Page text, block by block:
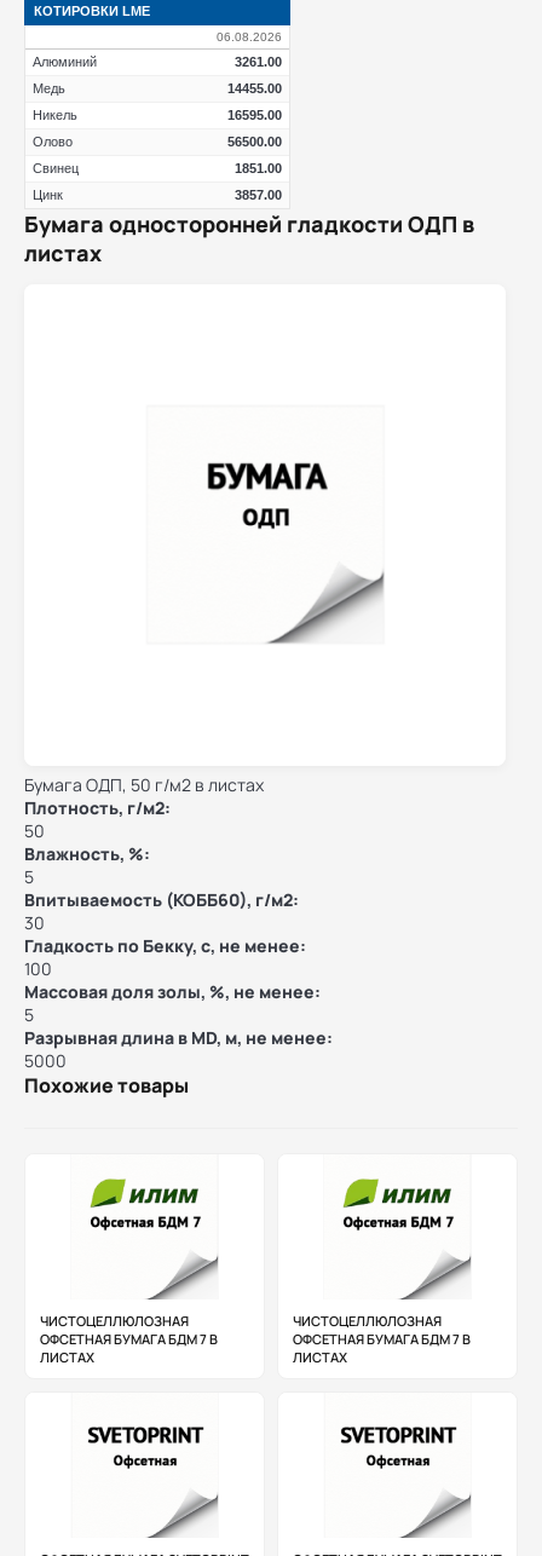
КОТИРОВКИ LME
06.08.2026
Алюминий
3261.00
Медь
14455.00
Никель
16595.00
Олово
56500.00
Свинец
1851.00
Цинк
3857.00
Бумага односторонней гладкости ОДП в
листах
Бумага ОДП, 50 г/м2 в листах
Плотность, г/м2:
50
Влажность, %:
5
Впитываемость (КОББ60), г/м2:
30
Гладкость по Бекку, с, не менее:
100
Массовая доля золы, %, не менее:
5
Разрывная длина в MD, м, не менее:
5000
Похожие товары
ЧИСТОЦЕЛЛЮЛОЗНАЯ
ОФСЕТНАЯ БУМАГА БДМ 7 В
ЛИСТАХ
ЧИСТОЦЕЛЛЮЛОЗНАЯ
ОФСЕТНАЯ БУМАГА БДМ 7 В
ЛИСТАХ